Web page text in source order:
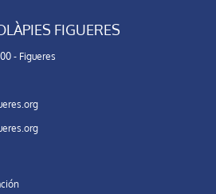
FIGUERES
- Figueres